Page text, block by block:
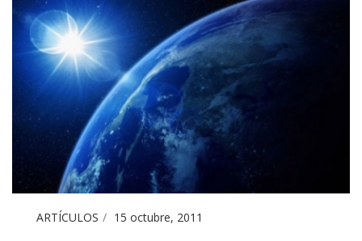
ARTÍCULOS 15 octubre, 2011